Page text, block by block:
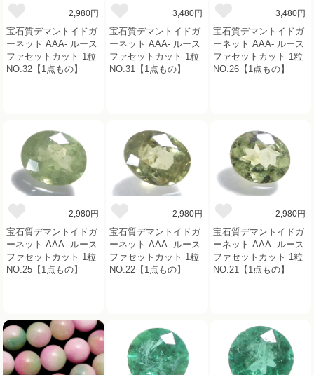
2,980円
宝石質デマントイドガ
ーネット AAA- ルース
ファセットカット 1粒
NO.32【1点もの】
3,480円
宝石質デマントイドガ
ーネット AAA- ルース
ファセットカット 1粒
NO.31【1点もの】
3,480円
宝石質デマントイドガ
ーネット AAA- ルース
ファセットカット 1粒
NO.26【1点もの】
2,980円
宝石質デマントイドガ
ーネット AAA- ルース
ファセットカット 1粒
NO.25【1点もの】
2,980円
宝石質デマントイドガ
ーネット AAA- ルース
ファセットカット 1粒
NO.22【1点もの】
2,980円
宝石質デマントイドガ
ーネット AAA- ルース
ファセットカット 1粒
NO.21【1点もの】